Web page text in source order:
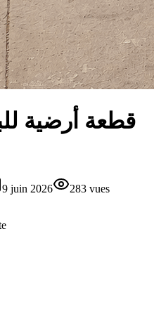
قطعة أرضية
9 juin 2026 283 vues